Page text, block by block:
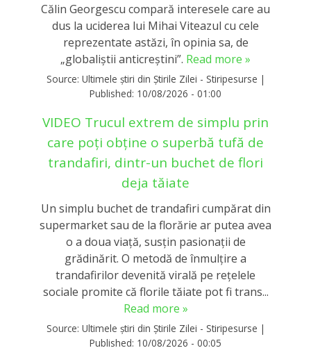
Călin Georgescu compară interesele care au
dus la uciderea lui Mihai Viteazul cu cele
reprezentate astăzi, în opinia sa, de
„globaliștii anticreștini”. Read more »
Source: Ultimele știri din Știrile Zilei - Stiripesurse |
Published: 10/08/2026 - 01:00
VIDEO Trucul extrem de simplu prin
care poți obține o superbă tufă de
trandafiri, dintr-un buchet de flori
deja tăiate
Un simplu buchet de trandafiri cumpărat din
supermarket sau de la florărie ar putea avea
o a doua viață, susțin pasionații de
grădinărit. O metodă de înmulțire a
trandafirilor devenită virală pe rețelele
sociale promite că florile tăiate pot fi trans...
Read more »
Source: Ultimele știri din Știrile Zilei - Stiripesurse |
Published: 10/08/2026 - 00:05